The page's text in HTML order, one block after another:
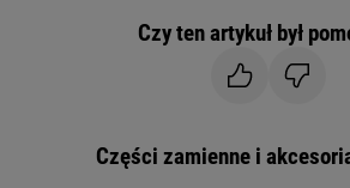
Czy ten artykuł był
Części zamienne i